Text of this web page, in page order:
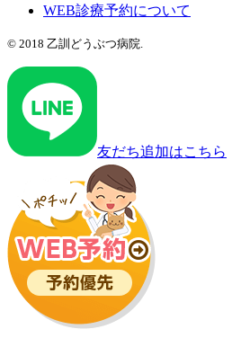
WEB診療予約について
© 2018 乙訓どうぶつ病院.
友だち追加はこちら